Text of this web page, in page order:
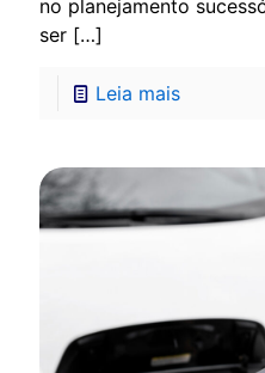
no planejamento
ser […]
Leia mais